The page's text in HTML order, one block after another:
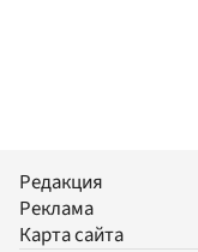
Редакция
Реклама
Карта сайта